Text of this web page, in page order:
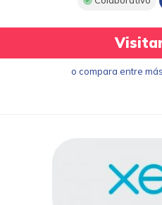
o compara entre